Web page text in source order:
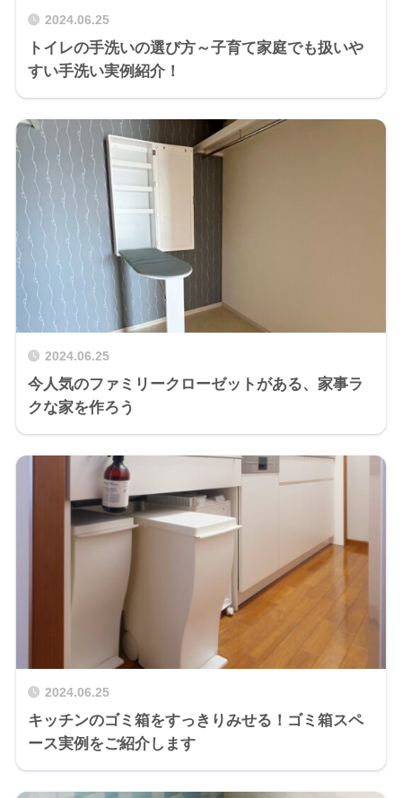
2024.06.25
トイレの手洗いの選び方～子育て家庭でも扱いや
すい手洗い実例紹介！
2024.06.25
今人気のファミリークローゼットがある、家事ラ
クな家を作ろう
2024.06.25
キッチンのゴミ箱をすっきりみせる！ゴミ箱スペ
ース実例をご紹介します